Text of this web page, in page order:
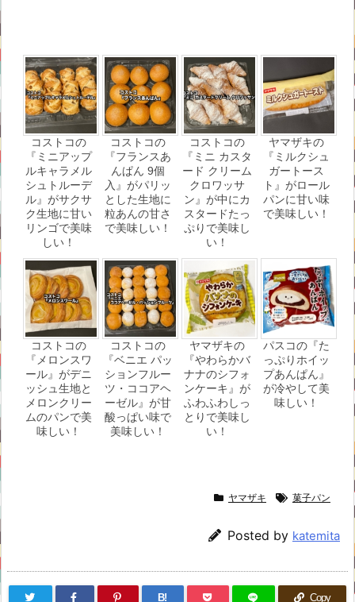
コストコの
『ミニアップ
ルキャラメル
シュトルーデ
ル』がサクサ
ク生地に甘い
リンゴで美味
しい！
コストコの
『フランスあ
んぱん 9個
入』がパリッ
とした生地に
粒あんの甘さ
で美味しい！
コストコの
『ミニ カスタ
ード クリーム
クロワッサ
ン』が中にカ
スタードたっ
ぷりで美味し
い！
ヤマザキの
『ミルクシュ
ガートース
ト』がロール
パンに甘い味
で美味しい！
コストコの
『メロンスワ
ール』がデニ
ッシュ生地と
メロンクリー
ムのパンで美
味しい！
コストコの
『ベニエ パッ
ションフルー
ツ・ココアヘ
ーゼル』が甘
酸っぱい味で
美味しい！
ヤマザキの
『やわらかバ
ナナのシフォ
ンケーキ』が
ふわふわしっ
とりで美味し
い！
パスコの『た
っぷりホイッ
プあんぱん』
が冷やして美
味しい！
ヤマザキ 菓子パン
Posted by katemita
B! Copy